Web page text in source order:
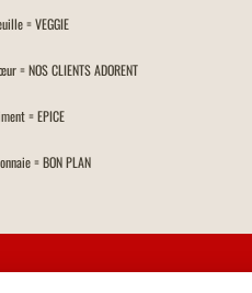
= VEGGIE
= NOS CLIENTS ADORENT
= EPICE
= BON PLAN